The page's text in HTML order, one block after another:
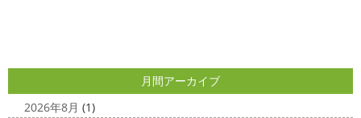
2025/04/24
美容院
＊横浜・藤沢・寒川・小田
すぎる
コロナがまた蔓延していますが、体調管理に気を
さてさて、先日のサーフレッスン
ちょっとご無沙 ...
月間アーカイブ
2026年8月 (1)